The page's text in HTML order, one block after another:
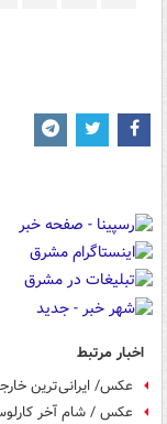
اخبار مرتبط
عکس/ ایرانی‌ترین
عكس / شام آخر